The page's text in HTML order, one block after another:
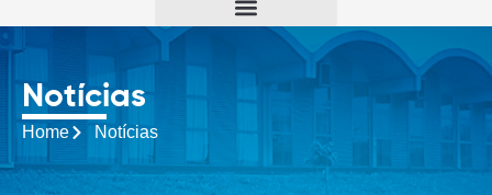
Notícias
Home Notícias